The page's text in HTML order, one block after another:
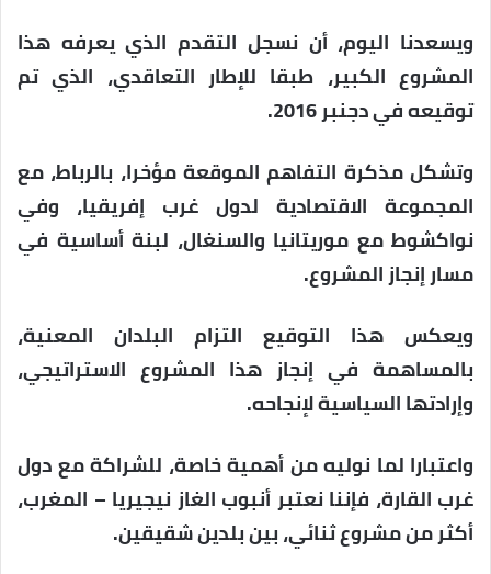
ويسعدنا اليوم، أن نسجل التقدم الذي يعرفه هذا
المشروع الكبير، طبقا للإطار التعاقدي، الذي تم
توقيعه في دجنبر 2016.
وتشكل مذكرة التفاهم الموقعة مؤخرا، بالرباط، مع
المجموعة الاقتصادية لدول غرب إفريقيا، وفي
نواكشوط مع موريتانيا والسنغال، لبنة أساسية في
مسار إنجاز المشروع.
ويعكس هذا التوقيع التزام البلدان المعنية،
بالمساهمة في إنجاز هذا المشروع الاستراتيجي،
وإرادتها السياسية لإنجاحه.
واعتبارا لما نوليه من أهمية خاصة، للشراكة مع دول
غرب القارة، فإننا نعتبر أنبوب الغاز نيجيريا – المغرب،
أكثر من مشروع ثنائي، بين بلدين شقيقين.